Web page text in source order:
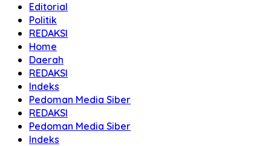
Editorial
Politik
REDAKSI
Home
Daerah
REDAKSI
Indeks
Pedoman Media Siber
REDAKSI
Pedoman Media Siber
Indeks